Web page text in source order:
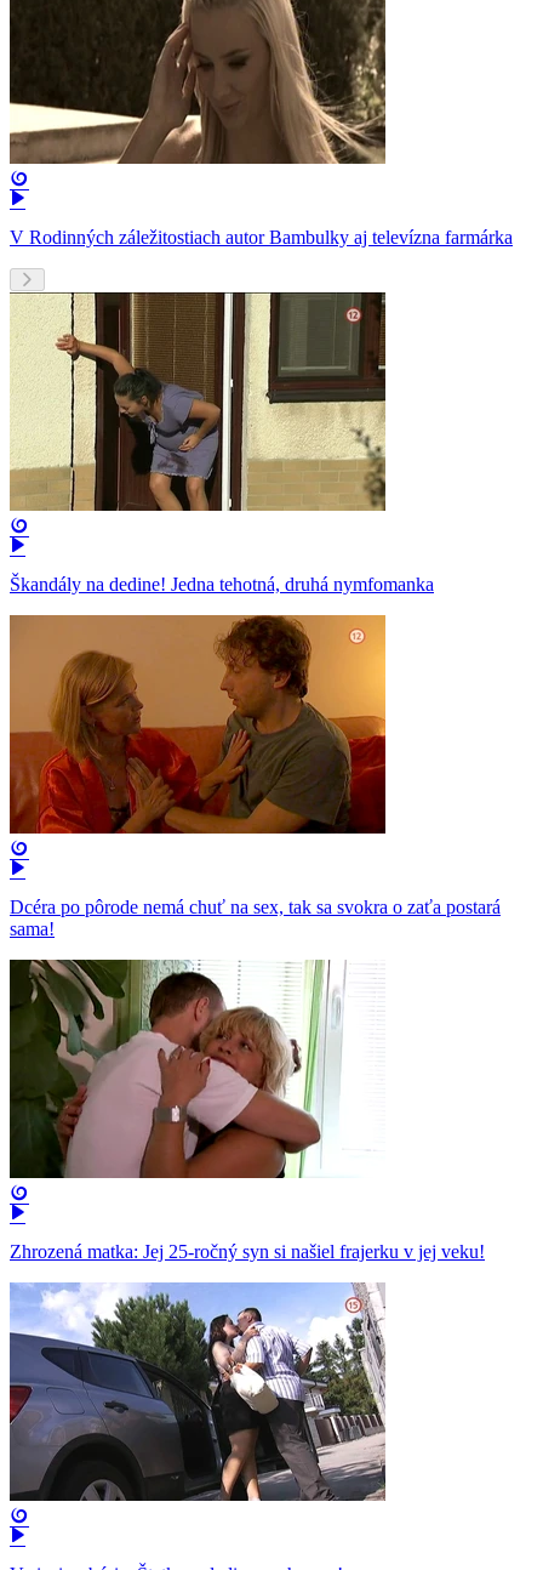
V Rodinných záležitostiach autor Bambulky aj televízna farmárka
Škandály na dedine! Jedna tehotná, druhá nymfomanka
Dcéra po pôrode nemá chuť na sex, tak sa svokra o zaťa postará
sama!
Zhrozená matka: Jej 25-ročný syn si našiel frajerku v jej veku!